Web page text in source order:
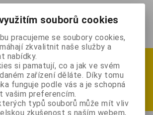
Nová registrace
se k odběru newsletteru
sledujtenovinky, soutěže a akční slevy
souborů cookies
pracujeme se soubory cookies,
zkvalitnit naše služby a
nabídky.
si pamatují, co a jak ve svém
zařízení děláte. Díky tomu
funguje podle vás a je schopná
vašim preferencím.
typů souborů může mít vliv
zkušenost s naším webem,